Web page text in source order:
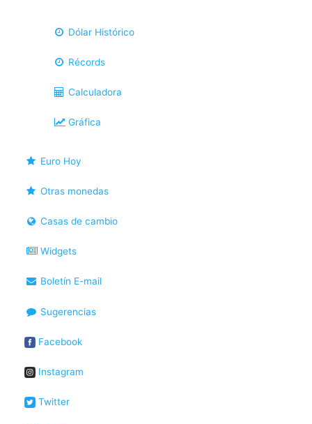
Dólar Histórico
Récords
Calculadora
Gráfica
Euro Hoy
Otras monedas
Casas de cambio
Widgets
Boletín E-mail
Sugerencias
Facebook
Instagram
Twitter